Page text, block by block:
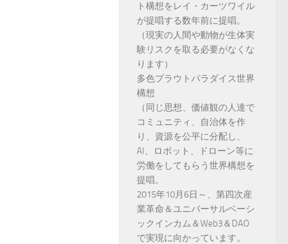
ト構想をレイ・カーツワイル
が提唱する数年前に提唱。
（現実の人間や動物が生体実
験リスクを取る必要がなくな
ります）
多色プラウトパラダイス世界
構想
（同じ思想、価値観の人達で
コミュニティ、自治体を作
り、資源を公平に分配し、
AI、ロボット、ドローン等に
労働をしてもらう世界構想を
提唱。
2015年10月6日～、第四次産
業革命＆ユニバーサルベーシ
ックインカム＆Web3＆DAO
で実現に向かっています。